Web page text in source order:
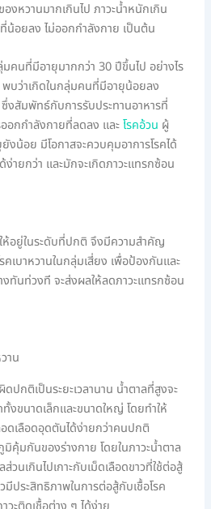
งหวานมากเกินไป ภาวะน้ำหนักเกิน
น้อยลง ไม่ออกกำลังกาย เป็นต้น
คนที่มีอายุมากกว่า 30 ปีขึ้นไป อย่างไร
บว่าเกิดในกลุ่มคนที่มีอายุน้อยลง
งสัมพัทธ์กับการรับประทานอาหารที่
อกกำลังกายที่ลดลง และโรคอ้วน ผู้
น้อย มีโอกาสจะควบคุมอาการโรคได้
ง่ายกว่า และมักจะเกิดภาวะแทรกซ้อน
ห้อยู่ในระดับที่ปกติ จึงมีความสำคัญ
เบาหวานในกลุ่มเสี่ยง เพื่อป้องกันและ
งทันท่วงที จะส่งผลให้ลดภาวะแทรกซ้อน
าน
ดปกติเป็นระยะเวลานาน น้ำตาลที่สูงจะ
งขนาดเล็กและขนาดใหญ่ โดยทำให้
อดเลือดอุดตันได้ง่ายกว่าคนปกติ
คุ้มกันของร่างกาย โดยในภาวะน้ำตาล
ส่วนเกินไปเกาะกับเม็ดเลือดขาวที่ใช้ต่อสู้
มีประสิทธิภาพในการต่อสู้กับเชื้อโรค